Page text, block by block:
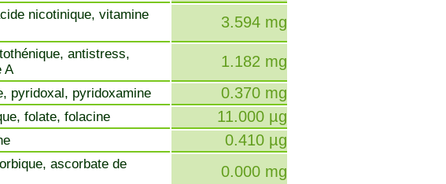
nicotinique, vitamine
3.594 mg
antistress,
A
1.182 mg
pyridoxal, pyridoxamine 0.370 mg
folate, folacine 11.000 µg
0.410 µg
ascorbate de
0.000 mg